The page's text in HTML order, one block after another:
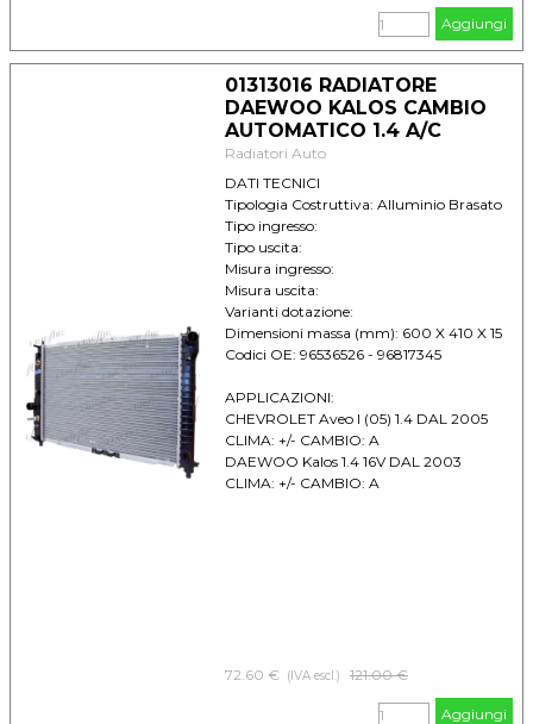
Aggiungi
01313016 RADIATORE
DAEWOO KALOS CAMBIO
AUTOMATICO 1.4 A/C
Radiatori Auto
DATI TECNICI
Tipologia Costruttiva: Alluminio Brasato
Tipo ingresso:
Tipo uscita:
Misura ingresso:
Misura uscita:
Varianti dotazione:
Dimensioni massa (mm): 600 X 410 X 15
Codici OE: 96536526 - 96817345
APPLICAZIONI:
CHEVROLET Aveo I (05) 1.4 DAL 2005
CLIMA: +/- CAMBIO: A
DAEWOO Kalos 1.4 16V DAL 2003
CLIMA: +/- CAMBIO: A
72.60 € (IVA escl.) Prezzo senza sconto
121.00 €
Aggiungi